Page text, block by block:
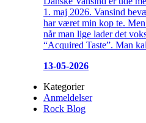
1. maj 2026. Vansind
har været min kop te.
når man lige lader det
“Acquired Taste”. Man
13-05-2026
Kategorier
Anmeldelser
Rock Blog